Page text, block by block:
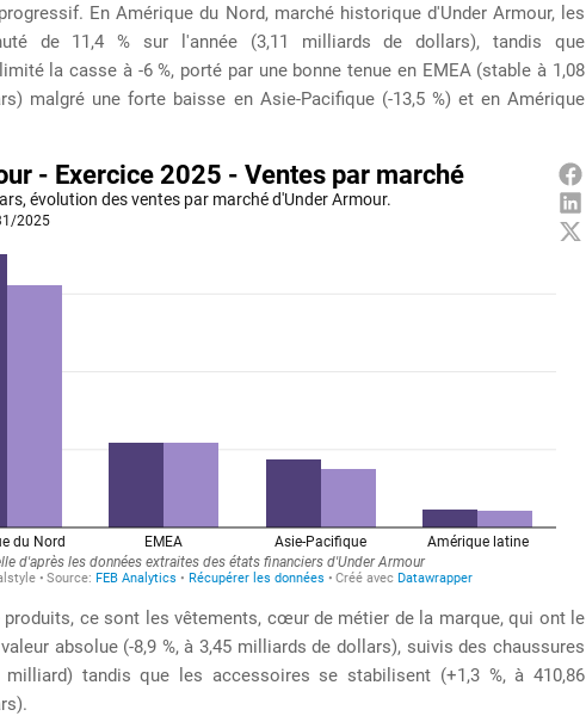
En Amérique du Nord, marché historique d'Under Armour, les
de 11,4 % sur l'année (3,11 milliards de dollars), tandis que
la casse à -6 %, porté par une bonne tenue en EMEA (stable à 1,08
malgré une forte baisse en Asie-Pacifique (-13,5 %) et en Amérique
produits, ce sont les vêtements, cœur de métier de la marque, qui ont le
absolue (-8,9 %, à 3,45 milliards de dollars), suivis des chaussures
milliard) tandis que les accessoires se stabilisent (+1,3 %, à 410,86